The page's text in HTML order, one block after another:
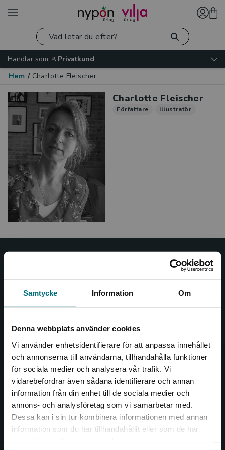
Samtycke Information Om
Denna webbplats använder cookies
Vi använder enhetsidentifierare för att anpassa innehållet
och annonserna till användarna, tillhandahålla funktioner
för sociala medier och analysera vår trafik. Vi
vidarebefordrar även sådana identifierare och annan
information från din enhet till de sociala medier och
annons- och analysföretag som vi samarbetar med.
Dessa kan i sin tur kombinera informationen med annan
information som du har tillhandahållit eller som de har
Begränsad fraktregion
Det verkar som att du besöker
Handlar som:
Privatkund
Hem / Charlotte Fleischer
Charlotte Fleischer
Författare Illustratör
och öppnar dörren till nya världar och möjligheter för
såväl barn som vuxna.
Kontakta oss
Kontakta oss
046-31 20 00
Box 141
221 00 Lund
Besöksadress: